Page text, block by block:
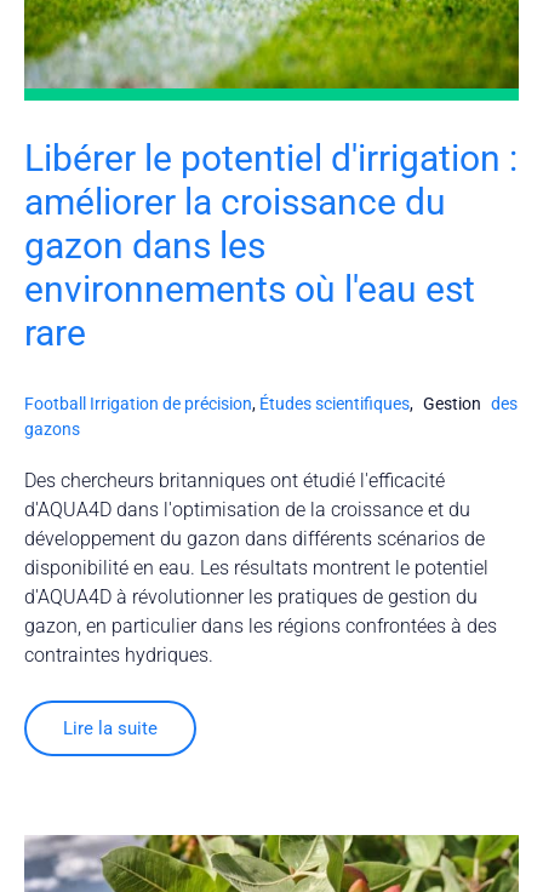
Libérer le potentiel d'irrigation :
améliorer la croissance du
gazon dans les
environnements où l'eau est
rare
Football Irrigation de précision, Études scientifiques, Gestion des
gazons
Des chercheurs britanniques ont étudié l'efficacité
d'AQUA4D dans l'optimisation de la croissance et du
développement du gazon dans différents scénarios de
disponibilité en eau. Les résultats montrent le potentiel
d'AQUA4D à révolutionner les pratiques de gestion du
gazon, en particulier dans les régions confrontées à des
contraintes hydriques.
Lire la suite